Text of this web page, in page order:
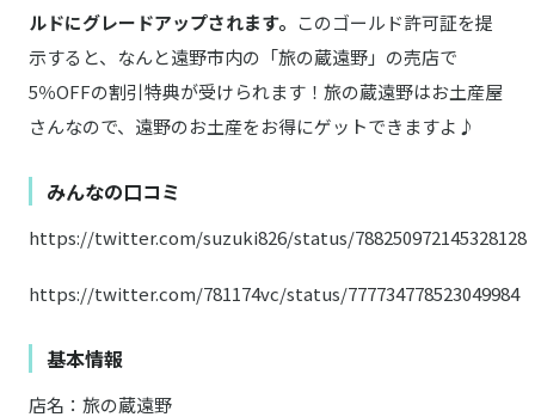
ルドにグレードアップされます。 このゴールド許可証を提
示すると、なんと遠野市内の「旅の蔵遠野」の売店で
5％OFFの割引特典が受けられます！旅の蔵遠野はお土産屋
さんなので、遠野のお土産をお得にゲットできますよ♪
みんなの口コミ
https://twitter.com/suzuki826/status/788250972145328128
https://twitter.com/781174vc/status/777734778523049984
基本情報
店名：旅の蔵遠野